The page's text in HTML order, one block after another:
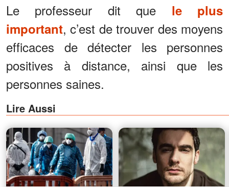
Le professeur dit que le plus
important, c’est de trouver des moyens
efficaces de détecter les personnes
positives à distance, ainsi que les
personnes saines.
Lire Aussi